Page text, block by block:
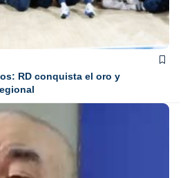
RD conquista el oro y